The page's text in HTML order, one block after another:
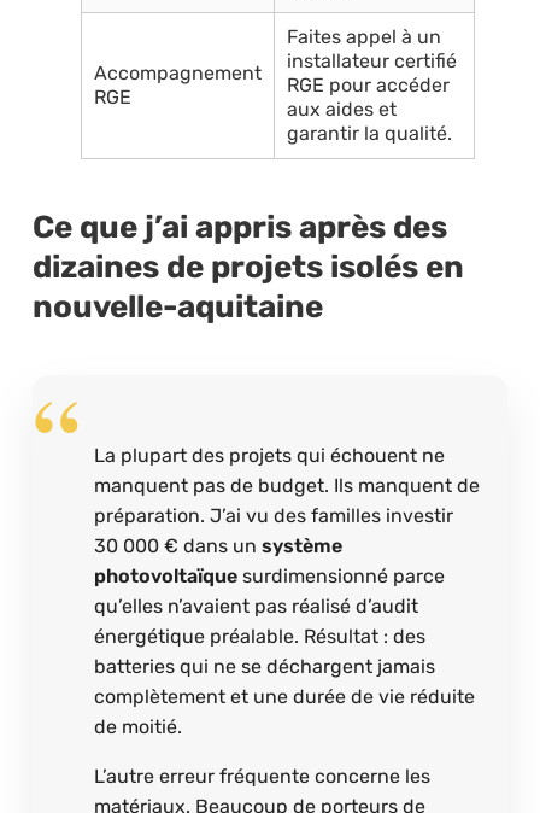
Accompagnement
RGE
Faites appel à un
installateur certifié
RGE pour accéder
aux aides et
garantir la qualité.
Ce que j’ai appris après des
dizaines de projets isolés en
nouvelle-aquitaine
La plupart des projets qui échouent ne
manquent pas de budget. Ils manquent de
préparation. J’ai vu des familles investir
30 000 € dans unsystème
photovoltaïque surdimensionné parce
qu’elles n’avaient pas réalisé d’audit
énergétique préalable. Résultat : des
batteries qui ne se déchargent jamais
complètement et une durée de vie réduite
de moitié.
L’autre erreur fréquente concerne les
matériaux. Beaucoup de porteurs de